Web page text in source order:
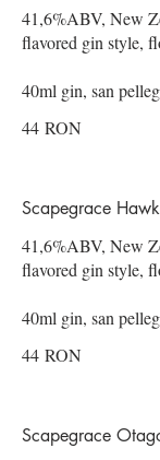
41,6%ABV, New
flavored gin style,
40ml gin, san
44 RON
Scapegrace
41,6%ABV, New
flavored gin style,
40ml gin, san
44 RON
Scapegrace